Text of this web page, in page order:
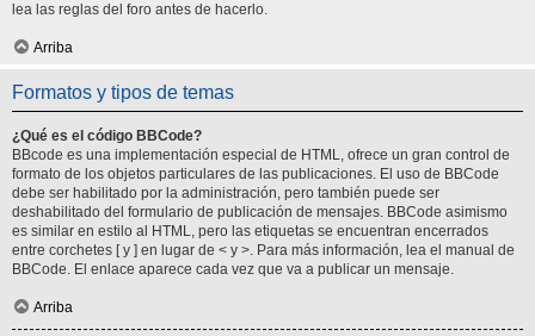
lea las reglas del foro antes de hacerlo.
Arriba
Formatos y tipos de temas
¿Qué es el código BBCode?
BBcode es una implementación especial de HTML, ofrece un gran control de
formato de los objetos particulares de las publicaciones. El uso de BBCode
debe ser habilitado por la administración, pero también puede ser
deshabilitado del formulario de publicación de mensajes. BBCode asimismo
es similar en estilo al HTML, pero las etiquetas se encuentran encerrados
entre corchetes [ y ] en lugar de < y >. Para más información, lea el manual de
BBCode. El enlace aparece cada vez que va a publicar un mensaje.
Arriba